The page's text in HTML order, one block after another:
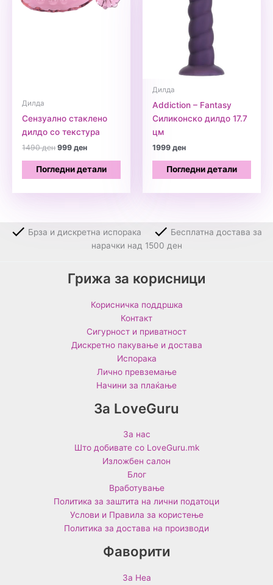
Дилда
Сензуално стаклено
дилдо со текстура
1490денOriginal
was:
1490 ден.
999денCurrent
is:
Погледни детали
Дилда
Addiction – Fantasy
Силиконско дилдо 17.7
цм
1999ден
Погледни детали
Брза и дискретна испорака
Бесплатна достава за
нарачки над 1500 ден
Грижа за корисници
Корисничка поддршка
Контакт
Сигурност и приватност
Дискретно пакување и достава
Испорака
Лично превземање
Начини за плаќање
За LoveGuru
За нас
Што добивате со LoveGuru.mk
Изложбен салон
Блог
Вработување
Политика за заштита на лични податоци
Услови и Правила за користење
Политика за достава на производи
Фаворити
За Неа